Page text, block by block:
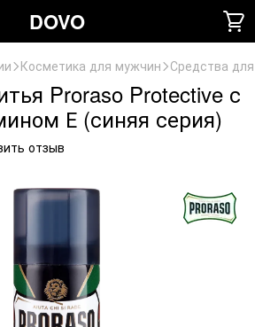
DOVO
Косметика для мужчин Средства
Proraso Protective с
Е (синяя серия)
отзыв